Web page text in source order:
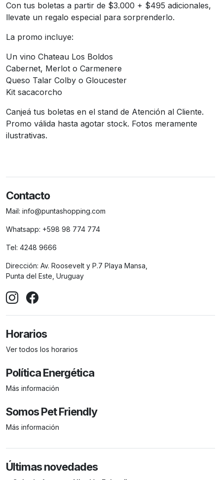
Con tus boletas a partir de $3.000 + $495 adicionales,
llevate un regalo especial para sorprenderlo.
La promo incluye:
Un vino Chateau Los Boldos
Cabernet, Merlot o Carmenere
Queso Talar Colby o Gloucester
Kit sacacorcho
Canjeá tus boletas en el stand de Atención al Cliente.
Promo válida hasta agotar stock. Fotos meramente
ilustrativas.
Contacto
Mail: info@puntashopping.com
Whatsapp: +598 98 774 774
Tel: 4248 9666
Dirección: Av. Roosevelt y P.7 Playa Mansa,
Punta del Este, Uruguay
Horarios
Ver todos los horarios
Política Energética
Más información
Somos Pet Friendly
Más información
Últimas novedades